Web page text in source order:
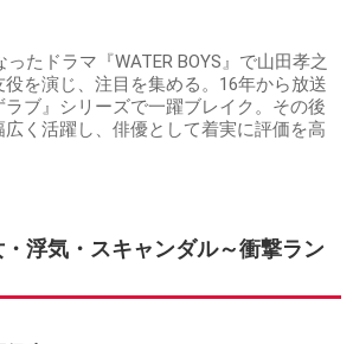
たドラマ『WATER BOYS』で山田孝之
を演じ、注目を集める。16年から放送
ラブ』シリーズで一躍ブレイク。その後
広く活躍し、俳優として着実に評価を高
浮気・スキャンダル～衝撃ラン